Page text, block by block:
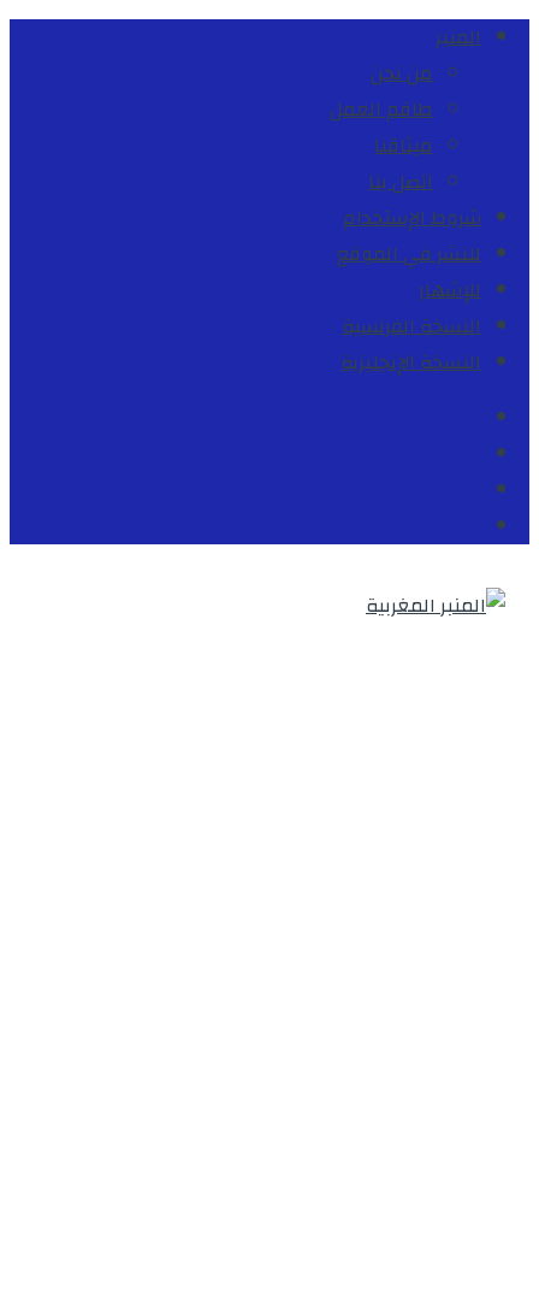
المنبر
من نحن
طاقم العمل
ميثاقنا
اتصل بنا
شروط الإستخدام
للنشر في الموقع
للإشهار
النسخة الفرنسية
النسخة الإنجليزية